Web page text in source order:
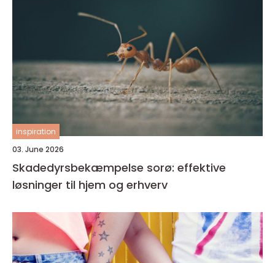
inspiration
03. June 2026
Skadedyrsbekæmpelse sorø: effektive
løsninger til hjem og erhverv